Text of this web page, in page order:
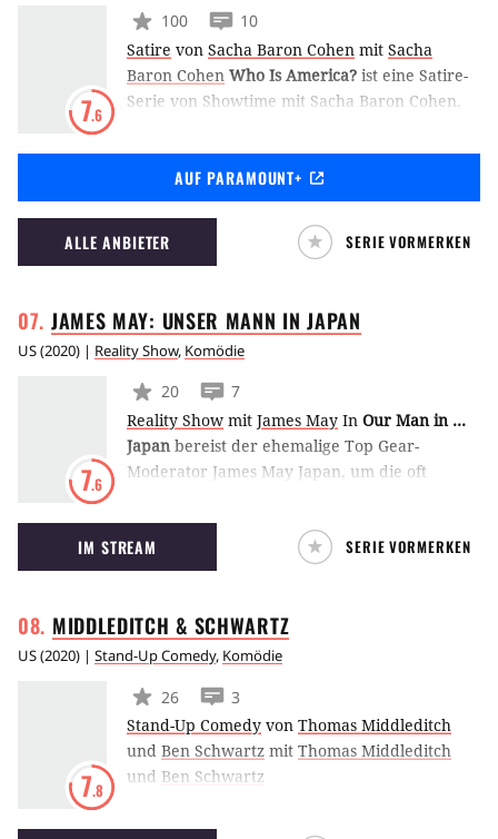
7.6
100
10
Satire von Sacha Baron Cohen mit Sacha
Baron Cohen Who Is America? ist eine Satire-
Serie von Showtime mit Sacha Baron Cohen.
Infos zurück und verriet bei der Ankündigung
nur, was er alles nicht zeigen durfte, wobei er
sie sie als "vielleicht gefährlichste Show in der
Fernsehgeschichte" beschrieb. Dass Sacha
Baron Cohen dabei ist, wurde erst später
AUF PARAMOUNT+
ALLE ANBIETER SERIE VORMERKEN
JAMES MAY: UNSER MANN INJAPAN
US(2020) | Reality Show, Komödie
7.6
20
7
Reality Show mit James May In Our Man in …
Japan bereist der ehemalige Top Gear-
Moderator James May Japan, um die oft
Mentalität seiner Einwohner kennenzulernen
und zu verstehen. (RL)
IM STREAM SERIE VORMERKEN
MIDDLEDITCH & SCHWARTZ
US(2020) | Stand-Up Comedy, Komödie
7.8
26
3
Stand-Up Comedy von Thomas Middleditch
und Ben Schwartz mit Thomas Middleditch
und Ben Schwartz